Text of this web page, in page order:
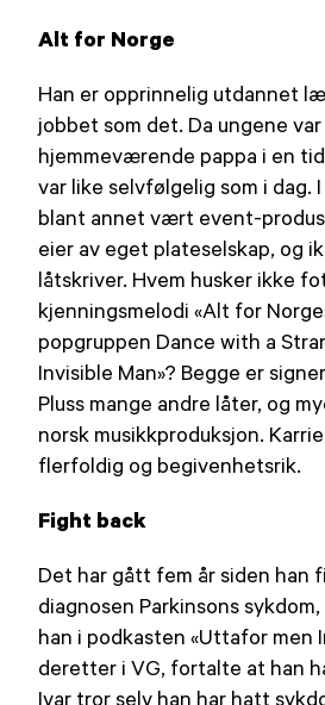
Alt for Norge
Han er opprinnelig utdannet
jobbet som det. Da ungene var
hjemmeværende pappa i en
var like selvfølgelig som i dag.
blant annet vært event-
eier av eget plateselskap, og
låtskriver. Hvem husker ikke
kjenningsmelodi «Alt for
popgruppen Dance with a
Invisible Man»? Begge er
Pluss mange andre låter, og
norsk musikkproduksjon.
flerfoldig og begivenhetsrik.
Fight back
Det har gått fem år siden han
diagnosen Parkinsons
han i podkasten «Uttafor men
deretter i VG, fortalte at han
Ivar tror selv han har hatt